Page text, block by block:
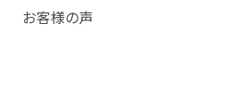
お客様の声